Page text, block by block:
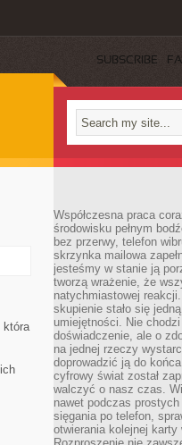
SUBSCRIBE
która
Współczesna praca
środowisku pełnym
bez przerwy, telefon
skrzynka mailowa
jesteśmy w stanie ją
tworzą wrażenie, że
natychmiastowej
skupienie stało się
umiejętności. Nie
doświadczenie, ale o
na jednej rzeczy
doprowadzić ją do
cyfrowy świat został
walczyć o nasz czas.
nawet podczas
sięgania po telefon,
otwierania kolejnej karty